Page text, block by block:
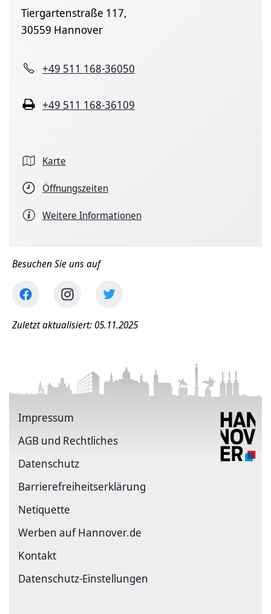
Tiergartenstraße 117,
30559 Hannover
+49 511 168-36050
+49 511 168-36109
Karte
Öffnungszeiten
Weitere Informationen
Besuchen Sie uns auf
Zuletzt aktualisiert: 05.11.2025
Impressum
AGB und Rechtliches
Datenschutz
Barriere­freiheits­erklärung
Netiquette
Werben auf Hannover.de
Kontakt
Datenschutz-Einstellungen